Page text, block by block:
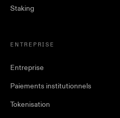
Staking
ENTREPRISE
Entreprise
Paiements institutionnels
Tokenisation